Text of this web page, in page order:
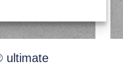
ultimate